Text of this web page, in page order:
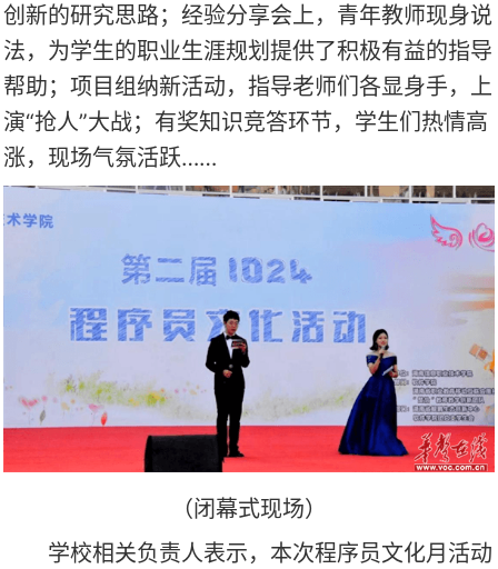
创新的研究思路；经验分享会上，青年教师现身说
法，为学生的职业生涯规划提供了积极有益的指导
帮助；项目组纳新活动，指导老师们各显身手，上
演“抢人”大战；有奖知识竞答环节，学生们热情高
涨，现场气氛活跃……
（闭幕式现场）
学校相关负责人表示，本次程序员文化月活动